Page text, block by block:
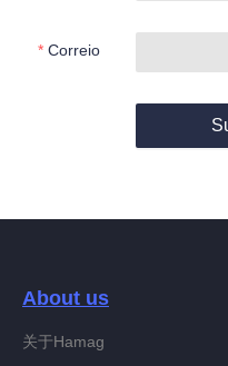
Correio
About us
关于Hamag
PT